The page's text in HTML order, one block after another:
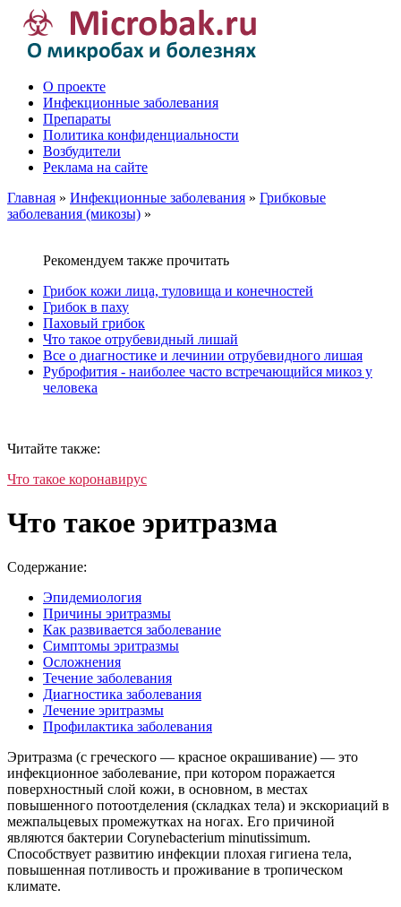
О проекте
Инфекционные заболевания
Препараты
Политика конфиденциальности
Возбудители
Реклама на сайте
Главная » Инфекционные заболевания » Грибковые
заболевания (микозы) »
Рекомендуем также прочитать
Грибок кожи лица, туловища и конечностей
Грибок в паху
Паховый грибок
Что такое отрубевидный лишай
Все о диагностике и лечинии отрубевидного лишая
Руброфития - наиболее часто встречающийся микоз у
человека
Читайте также:
Что такое коронавирус
Что такое эритразма
Содержание:
Эпидемиология
Причины эритразмы
Как развивается заболевание
Симптомы эритразмы
Осложнения
Течение заболевания
Диагностика заболевания
Лечение эритразмы
Профилактика заболевания
Эритразма (с греческого — красное окрашивание) — это
инфекционное заболевание, при котором поражается
поверхностный слой кожи, в основном, в местах
повышенного потоотделения (складках тела) и экскориаций в
межпальцевых промежутках на ногах. Его причиной
являются бактерии Corynebacterium minutissimum.
Способствует развитию инфекции плохая гигиена тела,
повышенная потливость и проживание в тропическом
климате.